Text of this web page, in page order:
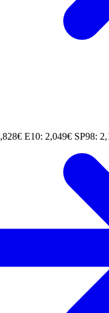
E10: 2,049€ SP98: